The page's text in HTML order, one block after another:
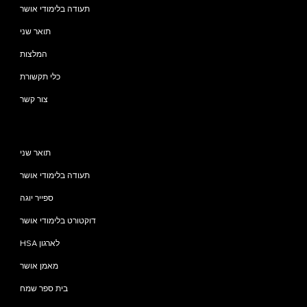
תעודה בלימודי אושר
תואר שני
המלצות
כלי תקשורת
צור קשר
תואר שני
תעודה בלימודי אושר
ספייר יוגה
דוקטורט בלימודי אושר
HSA לארגון
מאמן אושר
בית ספר שמח